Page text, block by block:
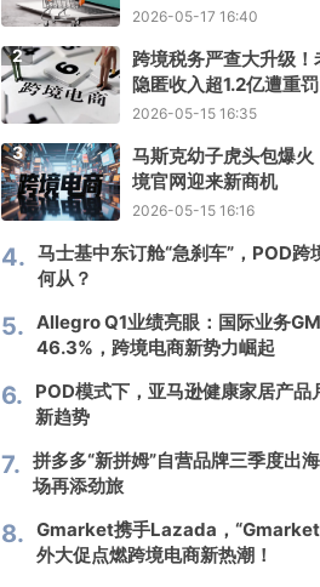
2026-05-17 16:40
2
跨境税务严查大升级！
隐匿收入超1.2亿遭重罚
2026-05-15 16:35
3
马斯克幼子虎头包爆火
境官网迎来新商机
2026-05-15 16:16
4. 马士基中东订舱“急刹车”，POD跨
何从？
5. Allegro Q1业绩亮眼：国际业务
46.3%，跨境电商新势力崛起
6.
POD模式下，亚马逊健康家居产品
新趋势
7. 拼多多“新拼姆”自营品牌三季度出
场再添劲旅
8. Gmarket携手Lazada，
外大促点燃跨境电商新热潮！